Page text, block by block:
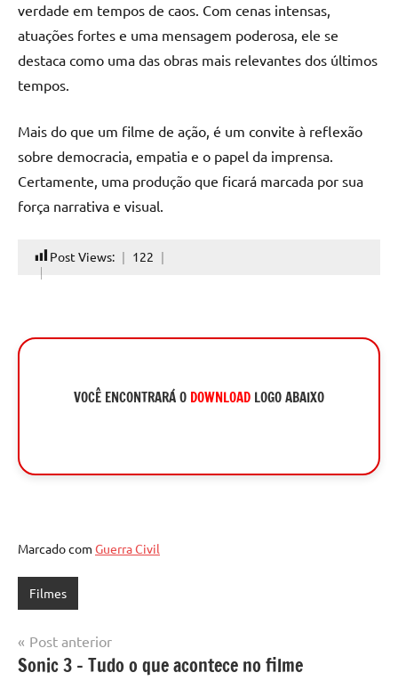
verdade em tempos de caos. Com cenas intensas,
atuações fortes e uma mensagem poderosa, ele se
destaca como uma das obras mais relevantes dos últimos
tempos.
Mais do que um filme de ação, é um convite à reflexão
sobre democracia, empatia e o papel da imprensa.
Certamente, uma produção que ficará marcada por sua
força narrativa e visual.
Post Views: 122
VOCÊ ENCONTRARÁ O DOWNLOAD LOGO ABAIXO
Marcado com Guerra Civil
Filmes
Navegação
de
Post anterior
Sonic 3 – Tudo o que acontece no filme